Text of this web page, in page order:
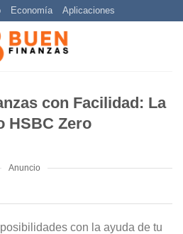
Economía Aplicaciones
con Facilidad: La
HSBC Zero
Anuncio
con la ayuda de tu